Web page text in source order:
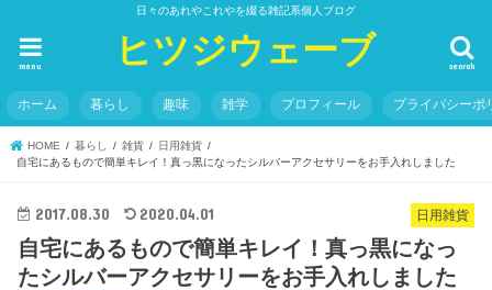
日々のあれやこれやを綴る雑記系個人ブログ
ヒツジウェーブ search
menu
ホーム 暮らし 趣味 雑学 プロフィール プライバシーポ
HOME 暮らし 雑貨
日用雑貨
自宅にあるもので簡単キレイ！真っ黒になったシルバーアクセサリーをお手入れしました
日用雑貨
2017.08.30 2020.04.01
自宅にあるもので簡単キレイ！真っ黒になっ
たシルバーアクセサリーをお手入れしました